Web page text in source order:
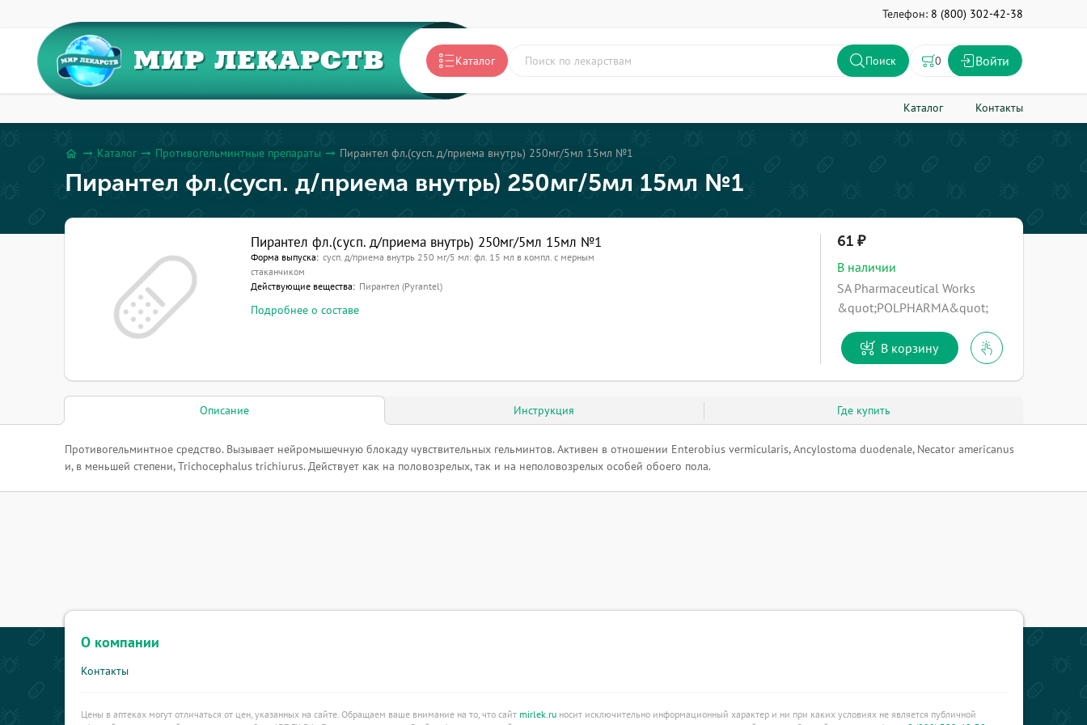
Телефон: 8 (800) 302-42-38
МИР ЛЕКАРСТВ Каталог Поиск 0 Войти
Каталог Контакты
home arrow_right_alt Каталог arrow_right_alt Противогельминтные препараты arrow_right_alt Пирантел фл.(сусп. д/приема внутрь) 250мг/5мл 15мл №1
Пирантел фл.(сусп. д/приема внутрь) 250мг/5мл 15мл №1
Пирантел фл.(сусп. д/приема внутрь) 250мг/5мл 15мл №1
Форма выпуска: сусп. д/приема внутрь 250 мг/5 мл: фл. 15 мл в компл. с мерным
стаканчиком
Действующие вещества: Пирантел (Pyrantel)
Подробнее о составе
61
В наличии
SA Pharmaceutical Works
&quot;POLPHARMA&quot;
В корзину
Описание Инструкция Где купить
Противогельминтное средство. Вызывает нейромышечную блокаду чувствительных гельминтов. Активен в отношении Enterobius vermicularis, Ancylostoma duodenale, Necator americanus
и, в меньшей степени, Trichocephalus trichiurus. Действует как на половозрелых, так и на неполовозрелых особей обоего пола.
О компании
Контакты
Цены в аптеках могут отличаться от цен, указанных на сайте. Обращаем ваше внимание на то, что сайт mirlek.ruносит исключительно информационный характер и ни при каких условиях не является публичной